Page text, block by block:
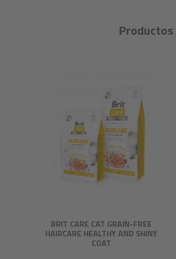
Productos
BRIT CARE CAT GRAIN-FREE
HAIRCARE HEALTHY AND SHINY
COAT